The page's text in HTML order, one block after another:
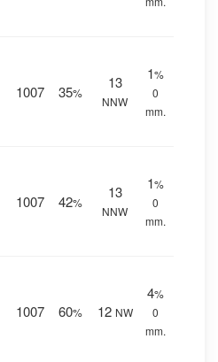
1007 35%
13
NNW
1%
0
mm.
1007 42%
13
NNW
1%
0
mm.
1007 60% 12 NW
4%
0
mm.